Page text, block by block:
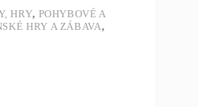
HRY, POHYBOVÉ A
HRY A ZÁBAVA,